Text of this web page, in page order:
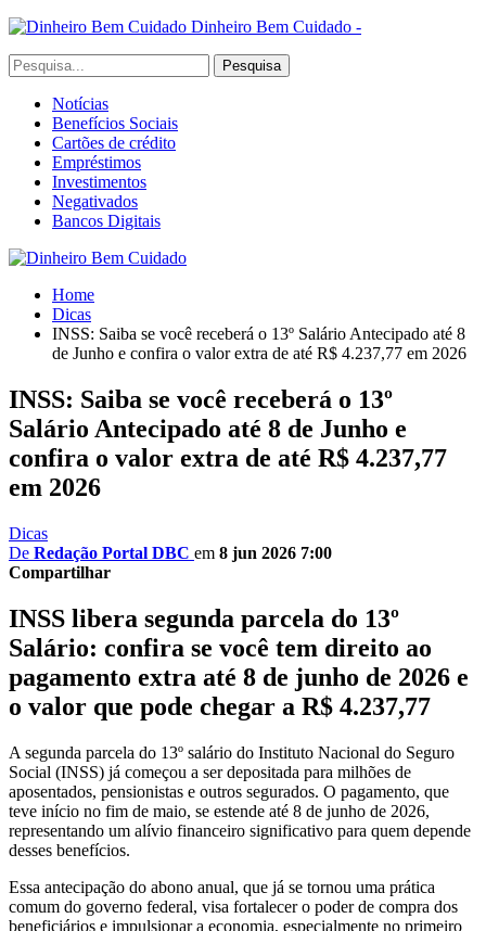
Dinheiro Bem Cuidado -
Notícias
Benefícios Sociais
Cartões de crédito
Empréstimos
Investimentos
Negativados
Bancos Digitais
Home
Dicas
INSS: Saiba se você receberá o 13º Salário Antecipado até 8
de Junho e confira o valor extra de até R$ 4.237,77 em 2026
INSS: Saiba se você receberá o 13º
Salário Antecipado até 8 de Junho e
confira o valor extra de até R$ 4.237,77
em 2026
Dicas
De Redação Portal DBC em 8 jun 2026 7:00
Compartilhar
INSS libera segunda parcela do 13º
Salário: confira se você tem direito ao
pagamento extra até 8 de junho de 2026 e
o valor que pode chegar a R$ 4.237,77
A segunda parcela do 13º salário do Instituto Nacional do Seguro
Social (INSS) já começou a ser depositada para milhões de
aposentados, pensionistas e outros segurados. O pagamento, que
teve início no fim de maio, se estende até 8 de junho de 2026,
representando um alívio financeiro significativo para quem depende
desses benefícios.
Essa antecipação do abono anual, que já se tornou uma prática
comum do governo federal, visa fortalecer o poder de compra dos
beneficiários e impulsionar a economia, especialmente no primeiro